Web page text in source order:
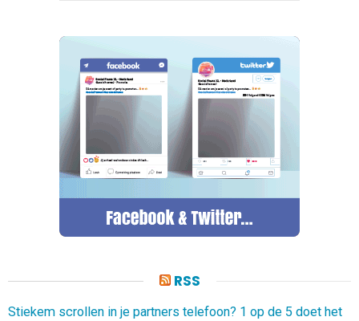
RSS
Stiekem scrollen in je partners telefoon? 1 op de 5 doet het